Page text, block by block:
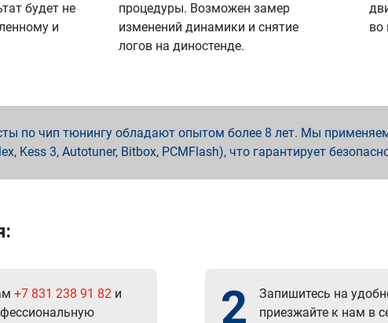
будет не
и
процедуры. Возможен замер
изменений динамики и снятие
логов на диностенде.
во
по чип тюнингу обладают опытом более 8 лет. Мы
Kess 3, Autotuner, Bitbox, PCMFlash), что гарантирует
+7 831 238 91 82 и
2
Запишитесь на
приезжайте к нам в